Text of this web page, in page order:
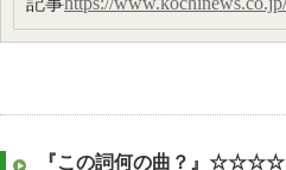
『この詞何の曲？』☆☆☆☆